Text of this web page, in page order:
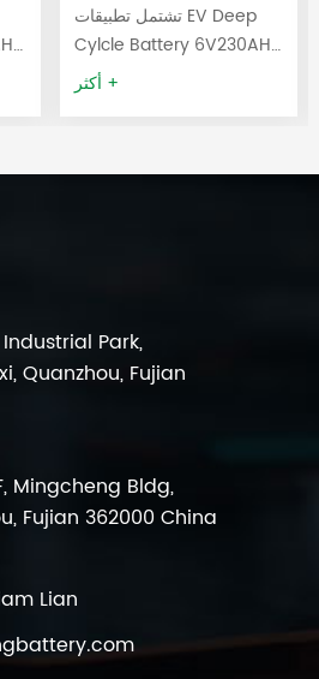
تشتمل تطبيقات EV Deep
Cylcle Battery 6V230AH
على ناقلات الأفراد ، والمصاعد
الهوائية ، والمركبات الكهربائية
أكثر +
Park,
Quanzhou, Fujian
Mingcheng Bldg,
Fujian 362000 China
Lian